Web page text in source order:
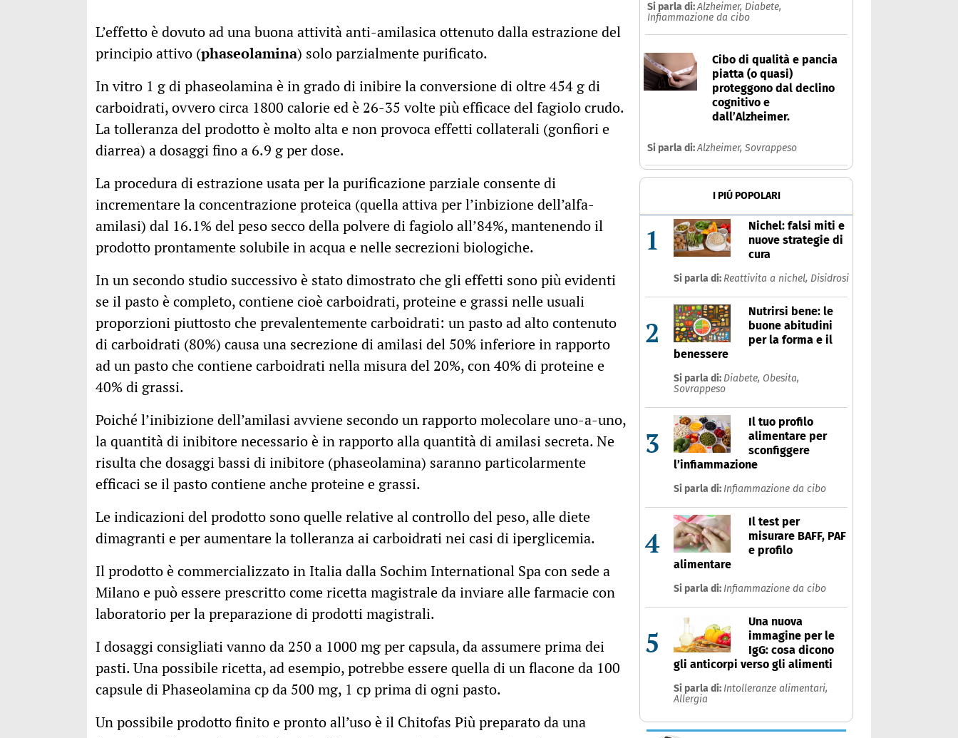
L’effetto è dovuto ad una buona attività anti-amilasica ottenuto dalla estrazione del
principio attivo (phaseolamina) solo parzialmente purificato.
In vitro 1 g di phaseolamina è in grado di inibire la conversione di oltre 454 g di
carboidrati, ovvero circa 1800 calorie ed è 26-35 volte più efficace del fagiolo crudo.
La tolleranza del prodotto è molto alta e non provoca effetti collaterali (gonfiori e
diarrea) a dosaggi fino a 6.9 g per dose.
La procedura di estrazione usata per la purificazione parziale consente di
incrementare la concentrazione proteica (quella attiva per l’inbizione dell’alfa-
amilasi) dal 16.1% del peso secco della polvere di fagiolo all’84%, mantenendo il
prodotto prontamente solubile in acqua e nelle secrezioni biologiche.
In un secondo studio successivo è stato dimostrato che gli effetti sono più evidenti
se il pasto è completo, contiene cioè carboidrati, proteine e grassi nelle usuali
proporzioni piuttosto che prevalentemente carboidrati: un pasto ad alto contenuto
di carboidrati (80%) causa una secrezione di amilasi del 50% inferiore in rapporto
ad un pasto che contiene carboidrati nella misura del 20%, con 40% di proteine e
40% di grassi.
Poiché l’inibizione dell’amilasi avviene secondo un rapporto molecolare uno-a-uno,
la quantità di inibitore necessario è in rapporto alla quantità di amilasi secreta. Ne
risulta che dosaggi bassi di inibitore (phaseolamina) saranno particolarmente
efficaci se il pasto contiene anche proteine e grassi.
Le indicazioni del prodotto sono quelle relative al controllo del peso, alle diete
dimagranti e per aumentare la tolleranza ai carboidrati nei casi di iperglicemia.
Il prodotto è commercializzato in Italia dalla Sochim International Spa con sede a
Milano e può essere prescritto come ricetta magistrale da inviare alle farmacie con
laboratorio per la preparazione di prodotti magistrali.
I dosaggi consigliati vanno da 250 a 1000 mg per capsula, da assumere prima dei
pasti. Una possibile ricetta, ad esempio, potrebbe essere quella di un flacone da 100
capsule di Phaseolamina cp da 500 mg, 1 cp prima di ogni pasto.
Un possibile prodotto finito e pronto all’uso è il Chitofas Più preparato da una
Si parla di:Alzheimer, Diabete,
Infiammazione da cibo
Cibo di qualità e pancia
piatta (o quasi)
proteggono dal declino
cognitivo e
dall’Alzheimer.
Si parla di:Alzheimer, Sovrappeso
I PIÚ POPOLARI
1
Nichel: falsi miti e
nuove strategie di
cura
Si parla di: Reattivita a nichel, Disidrosi
2
Nutrirsi bene: le
buone abitudini
per la forma e il
benessere
Si parla di: Diabete, Obesita,
Sovrappeso
3
Il tuo profilo
alimentare per
sconfiggere
l’infiammazione
Si parla di: Infiammazione da cibo
4
Il test per
misurare BAFF, PAF
e profilo
alimentare
Si parla di: Infiammazione da cibo
5
Una nuova
immagine per le
IgG: cosa dicono
gli anticorpi verso gli alimenti
Si parla di: Intolleranze alimentari,
Allergia